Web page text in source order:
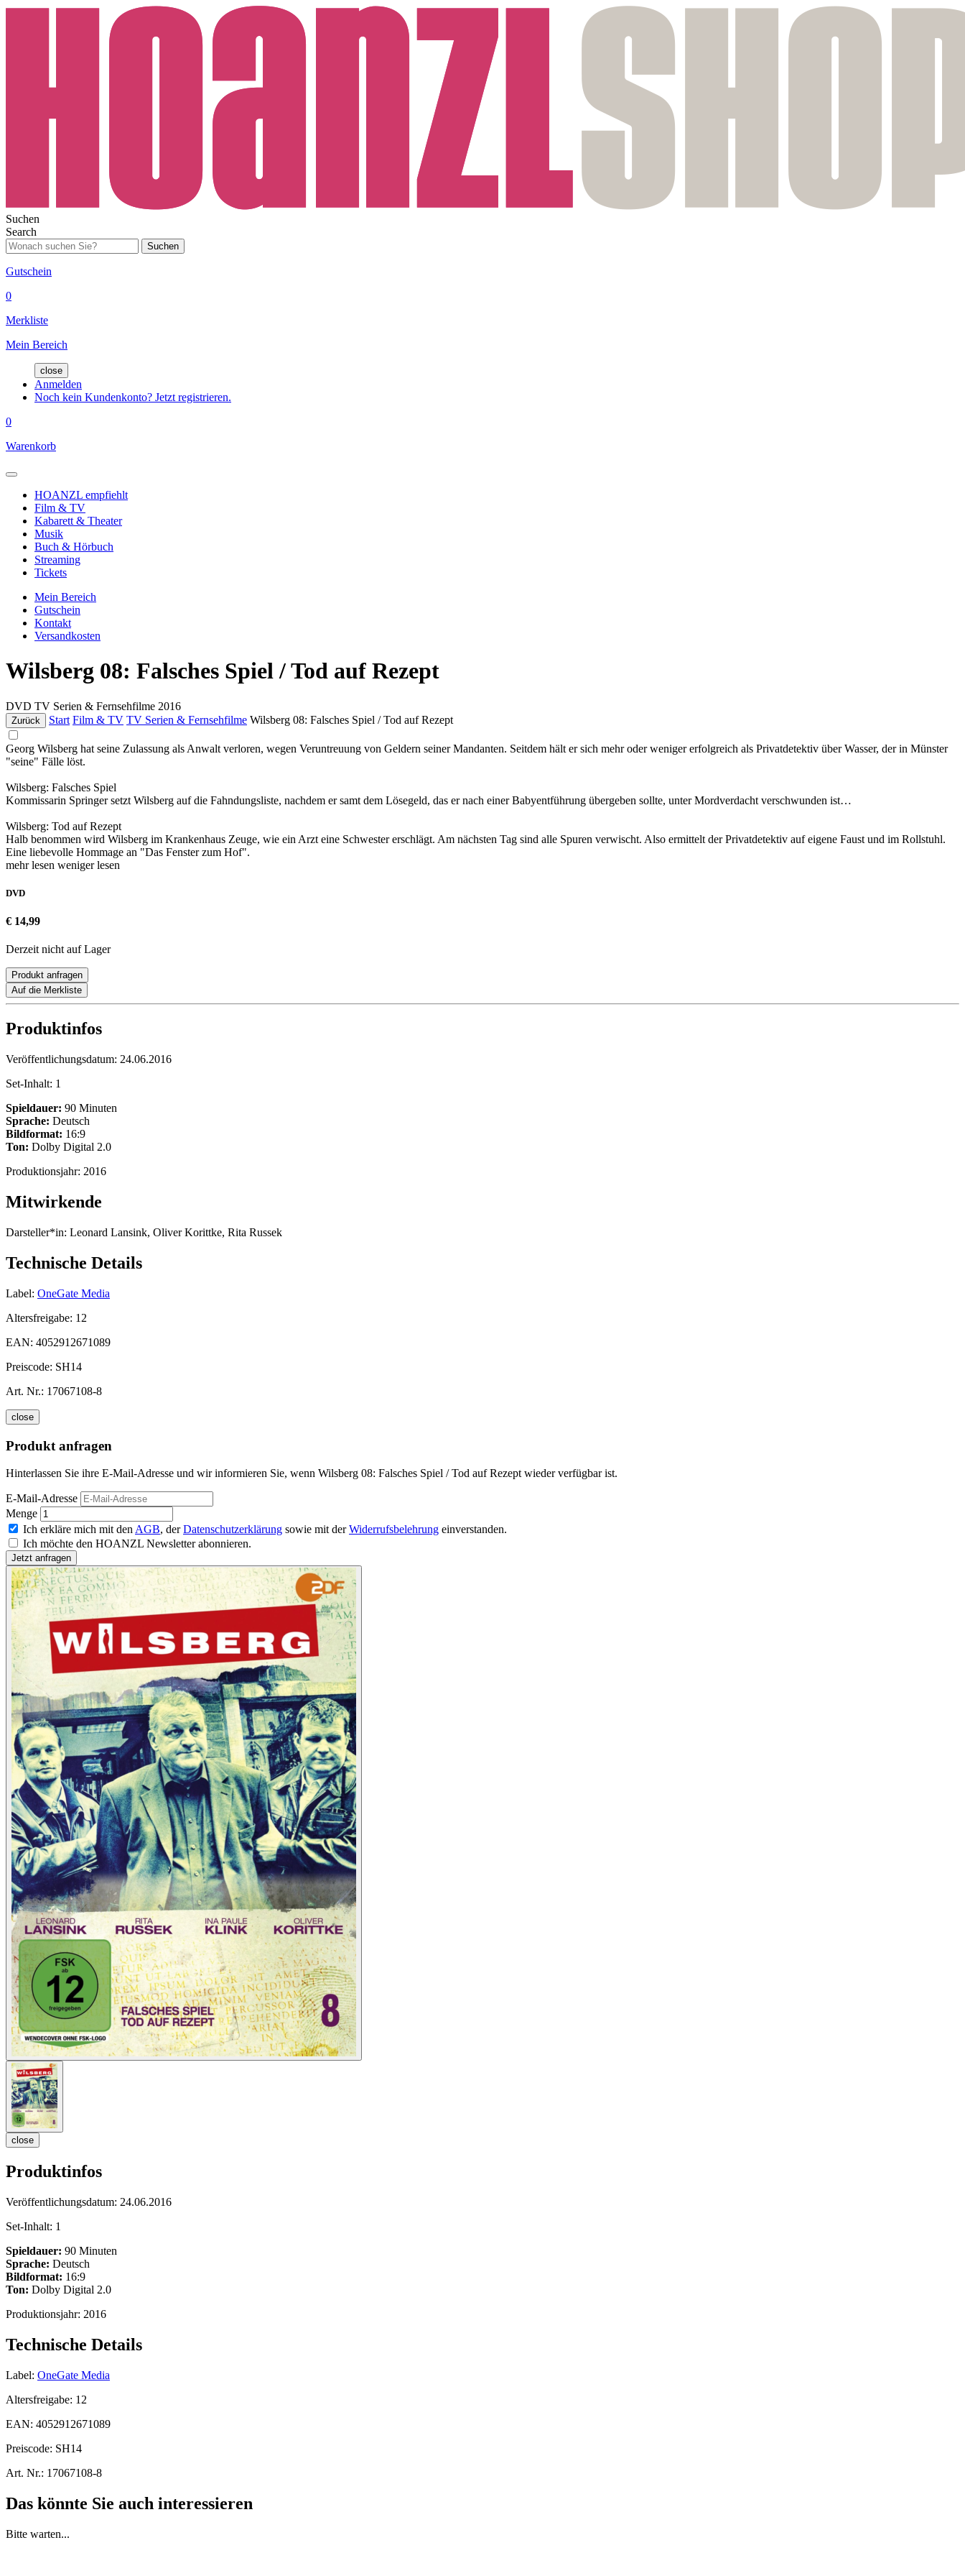
Suchen
Search
Suchen
Gutschein
0
Merkliste
Mein Bereich
close
Anmelden
Noch kein Kundenkonto? Jetzt registrieren.
0
Warenkorb
HOANZL empfiehlt
Film & TV
Kabarett & Theater
Musik
Buch & Hörbuch
Streaming
Tickets
Mein Bereich
Gutschein
Kontakt
Versandkosten
Wilsberg 08: Falsches Spiel / Tod auf Rezept
DVD TV Serien & Fernsehfilme 2016
Zurück Start Film & TV TV Serien & Fernsehfilme Wilsberg 08: Falsches Spiel / Tod auf Rezept
Georg Wilsberg hat seine Zulassung als Anwalt verloren, wegen Veruntreuung von Geldern seiner Mandanten. Seitdem hält er sich mehr oder weniger erfolgreich als Privatdetektiv über Wasser, der in Münster
"seine" Fälle löst.
Wilsberg: Falsches Spiel
Kommissarin Springer setzt Wilsberg auf die Fahndungsliste, nachdem er samt dem Lösegeld, das er nach einer Babyentführung übergeben sollte, unter Mordverdacht verschwunden ist…
Wilsberg: Tod auf Rezept
Halb benommen wird Wilsberg im Krankenhaus Zeuge, wie ein Arzt eine Schwester erschlägt. Am nächsten Tag sind alle Spuren verwischt. Also ermittelt der Privatdetektiv auf eigene Faust und im Rollstuhl.
Eine liebevolle Hommage an "Das Fenster zum Hof".
mehr lesen weniger lesen
DVD
€ 14,99
Derzeit nicht auf Lager
Produkt anfragen
Auf die Merkliste
Produktinfos
Veröffentlichungsdatum: 24.06.2016
Set-Inhalt: 1
Spieldauer: 90 Minuten
Sprache: Deutsch
Bildformat: 16:9
Ton: Dolby Digital 2.0
Produktionsjahr: 2016
Mitwirkende
Darsteller*in: Leonard Lansink, Oliver Korittke, Rita Russek
Technische Details
Label: OneGate Media
Altersfreigabe: 12
EAN: 4052912671089
Preiscode: SH14
Art. Nr.: 17067108-8
close
Produkt anfragen
Hinterlassen Sie ihre E-Mail-Adresse und wir informieren Sie, wenn Wilsberg 08: Falsches Spiel / Tod auf Rezept wieder verfügbar ist.
E-Mail-Adresse
Menge
Ich erkläre mich mit den AGB, derDatenschutzerklärung sowie mit derWiderrufsbelehrung einverstanden.
Ich möchte den HOANZL Newsletter abonnieren.
close
Produktinfos
Veröffentlichungsdatum: 24.06.2016
Set-Inhalt: 1
Spieldauer: 90 Minuten
Sprache: Deutsch
Bildformat: 16:9
Ton: Dolby Digital 2.0
Produktionsjahr: 2016
Technische Details
Label: OneGate Media
Altersfreigabe: 12
EAN: 4052912671089
Preiscode: SH14
Art. Nr.: 17067108-8
Das könnte Sie auch interessieren
Bitte warten...